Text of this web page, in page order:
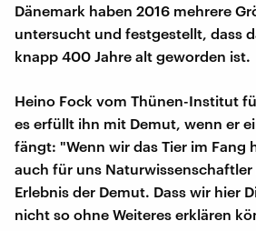
Dänemark haben 2016 mehrere
untersucht und festgestellt, dass
knapp 400 Jahre alt geworden ist.
Heino Fock vom Thünen-Institut
es erfüllt ihn mit Demut, wenn er
fängt: "Wenn wir das Tier im Fang
auch für uns
Erlebnis der Demut. Dass wir hier
nicht so ohne Weiteres erklären